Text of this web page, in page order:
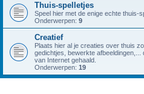
Thuis-spelletjes
Speel hier met de enige echte thuis-
Onderwerpen: 9
Creatief
Plaats hier al je creaties over thuis
gedichtjes, bewerkte
van Internet gehaald.
Onderwerpen: 19